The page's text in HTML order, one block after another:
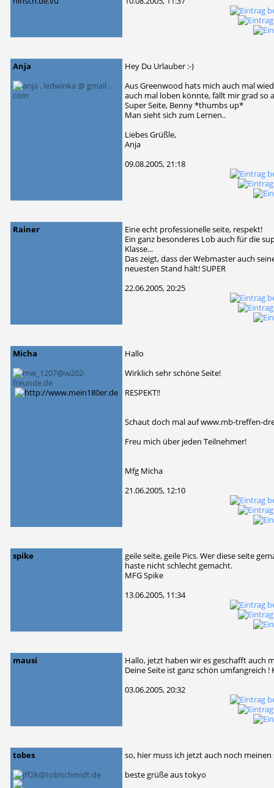
Anja
Hey Du Urlauber :-)
Aus Greenwood hats mich auch mal
auch mal loben könnte, fällt mir grad so
Super Seite, Benny *thumbs up*
Man sieht sich zum Lernen..
Liebes Grüßle,
Anja
09.08.2005, 21:18
Rainer
Eine echt professionelle seite, respekt!
Ein ganz besonderes Lob auch für die
Klasse...
Das zeigt, dass der Webmaster auch
neuesten Stand hält! SUPER
22.06.2005, 20:25
Micha
Hallo
Wirklich sehr schöne Seite!
RESPEKT!!
Schaut doch mal auf www.mb-treffen-
Freu mich über jeden Teilnehmer!
Mfg Micha
21.06.2005, 12:10
spike
geile seite, geile Pics. Wer diese seite
haste nicht schlecht gemacht.
MFG Spike
13.06.2005, 11:34
mausi
Hallo, jetzt haben wir es geschafft auch
Deine Seite ist ganz schön umfangreich
03.06.2005, 20:32
tobes
so, hier muss ich jetzt auch noch meinen
beste grüße aus tokyo